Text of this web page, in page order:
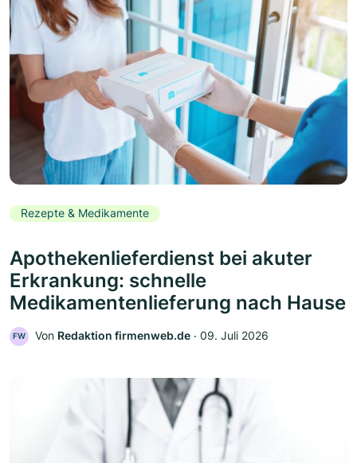
Rezepte & Medikamente
Apothekenlieferdienst bei akuter
Erkrankung: schnelle
Medikamentenlieferung nach Hause
FW Von Redaktion firmenweb.de ‧ 09. Juli 2026